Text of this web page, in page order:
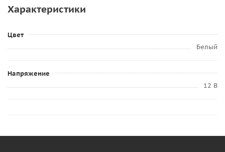
Характеристики
Цвет
Белый
Напряжение
12 В